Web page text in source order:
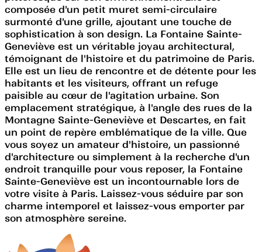
composée d'un petit muret semi-circulaire
surmonté d'une grille, ajoutant une touche de
sophistication à son design. La Fontaine Sainte-
Geneviève est un véritable joyau architectural,
témoignant de l'histoire et du patrimoine de Paris.
Elle est un lieu de rencontre et de détente pour les
habitants et les visiteurs, offrant un refuge
paisible au cœur de l'agitation urbaine. Son
emplacement stratégique, à l'angle des rues de la
Montagne Sainte-Geneviève et Descartes, en fait
un point de repère emblématique de la ville. Que
vous soyez un amateur d'histoire, un passionné
d'architecture ou simplement à la recherche d'un
endroit tranquille pour vous reposer, la Fontaine
Sainte-Geneviève est un incontournable lors de
votre visite à Paris. Laissez-vous séduire par son
charme intemporel et laissez-vous emporter par
son atmosphère sereine.